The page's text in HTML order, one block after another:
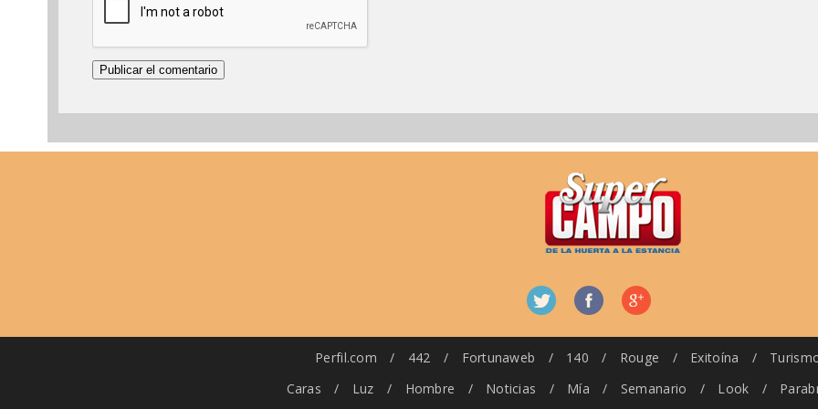
Perfil.com / 442 / Fortunaweb / 140 / Rouge / Exitoína /
Caras
/ Luz / Hombre / Noticias / Mía / Semanario / Look /